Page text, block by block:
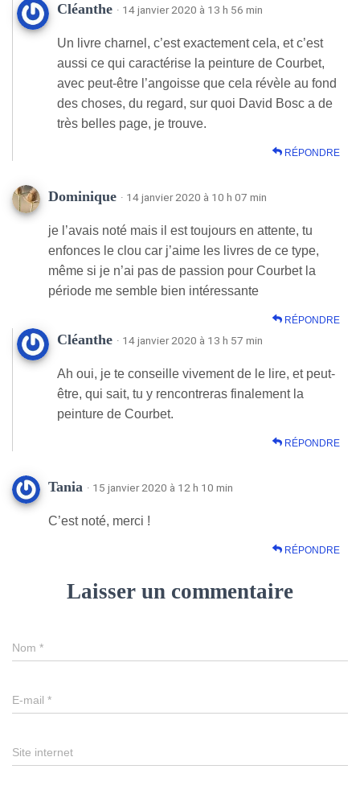
Cléanthe · 14 janvier 2020 à 13 h 56 min
Un livre charnel, c’est exactement cela, et c’est
aussi ce qui caractérise la peinture de Courbet,
avec peut-être l’angoisse que cela révèle au fond
des choses, du regard, sur quoi David Bosc a de
très belles page, je trouve.
RÉPONDRE
Dominique · 14 janvier 2020 à 10 h 07 min
je l’avais noté mais il est toujours en attente, tu
enfonces le clou car j’aime les livres de ce type,
même si je n’ai pas de passion pour Courbet la
période me semble bien intéressante
RÉPONDRE
Cléanthe · 14 janvier 2020 à 13 h 57 min
Ah oui, je te conseille vivement de le lire, et peut-
être, qui sait, tu y rencontreras finalement la
peinture de Courbet.
RÉPONDRE
Tania · 15 janvier 2020 à 12 h 10 min
C’est noté, merci !
RÉPONDRE
Laisser un commentaire
Nom *
E-mail *
Site internet